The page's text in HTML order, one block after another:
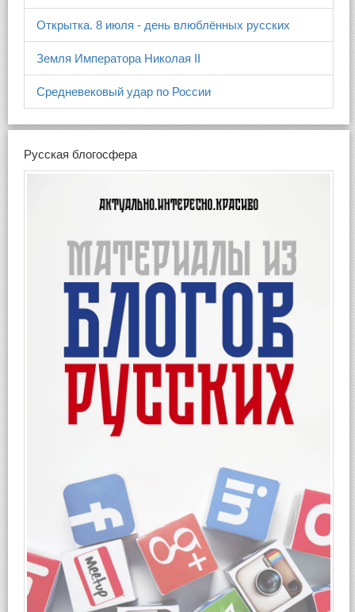
Открытка. 8 июля - день влюблённых русских
Земля Императора Николая II
Средневековый удар по России
Русская блогосфера